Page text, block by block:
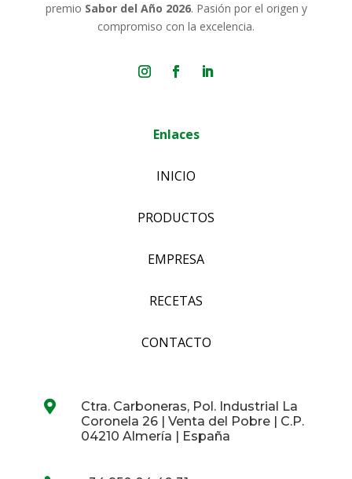
premio Sabor del Año 2026. Pasión por el origen y
compromiso con la excelencia.
Enlaces
INICIO
PRODUCTOS
EMPRESA
RECETAS
CONTACTO

Ctra. Carboneras, Pol. Industrial La
Coronela 26 | Venta del Pobre | C.P.
04210 Almería | España